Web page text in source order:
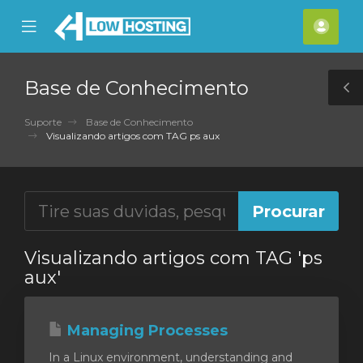
Mobile
Menu
Base de Conhecimento
Suporte
Base de Conhecimento
Visualizando artigos com TAG ps aux
Visualizando artigos com TAG 'ps
aux'
Managing Processes
In a Linux environment, understanding and